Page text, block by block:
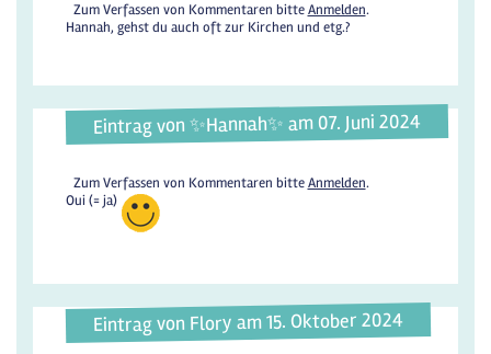
Zum Verfassen von Kommentaren bitteAnmelden.
Hannah, gehst du auch oft zur Kirchen und etg.?
Eintrag von ✨️Hannah✨️ am 07. Juni 2024
Zum Verfassen von Kommentaren bitteAnmelden.
Oui (= ja)
Eintrag von Flory am 15. Oktober 2024